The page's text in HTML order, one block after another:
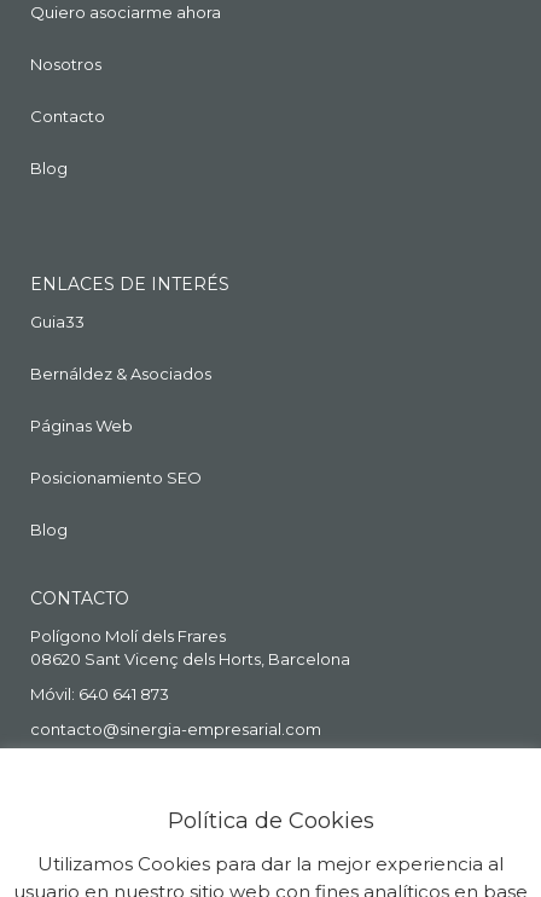
Quiero asociarme ahora
Nosotros
Contacto
Blog
ENLACES DE INTERÉS
Guia33
Bernáldez & Asociados
Páginas Web
Posicionamiento SEO
Blog
CONTACTO
Polígono Molí dels Frares
08620 Sant Vicenç dels Horts, Barcelona
Móvil: 640 641 873
contacto@sinergia-empresarial.com
Política de Cookies
Utilizamos Cookies para dar la mejor experiencia al
usuario en nuestro sitio web con fines analíticos en base